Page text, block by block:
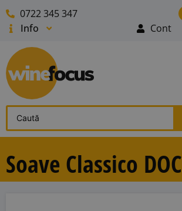
0722 345 347
Info
Cont
Soave Classico DOC